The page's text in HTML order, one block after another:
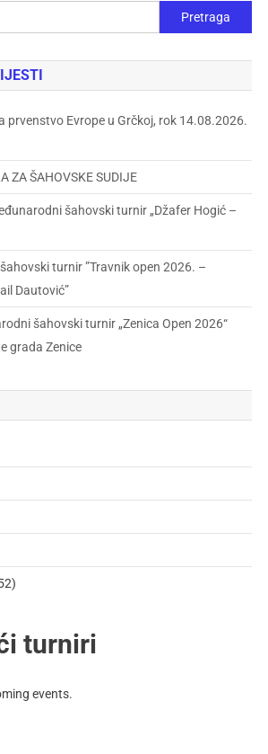
prvenstvo Evrope u Grčkoj, rok 14.08.2026.
ZA ŠAHOVSKE SUDIJE
šahovski turnir „Džafer Hogić –
turnir ”Travnik open 2026. –
Dautović”
šahovski turnir „Zenica Open 2026“
grada Zenice
turniri
events.